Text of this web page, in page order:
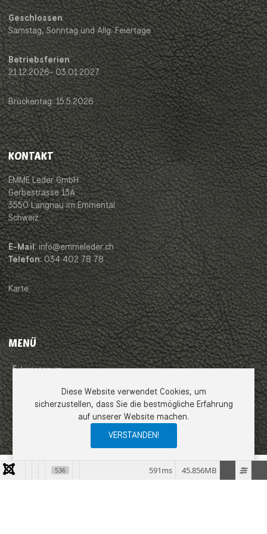
My Wishlist Compare
Geschlossen
Samstag, Sonntag und Allg. Feiertage
Betriebsferien
21.12.2026- 03.01.2027
Brückentag: 15.5.2026
KONTAKT
EMME Leder GmbH
Gerbestrasse 13A
3550 Langnau im Emmental
Schweiz
E-Mail: info@emmeleder.ch
Telefon: 034 402 78 78
Karte
MENÜ
Impressum
Datenschutzerklärung
COPYRIGHT © 2026 EMME LEDER GMBH. ALLE RECHTE VORBEHALTEN.
Diese Website verwendet Cookies, um
sicherzustellen, dass Sie die bestmögliche Erfahrung
auf unserer Website machen.
VERSTANDEN!
536 45.856MB
591ms